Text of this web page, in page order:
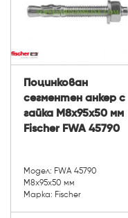
Поцинкован
сегментен анкер с
гайка М8х95х50 мм
Fischer FWA 45790
Модел: FWA 45790
М8х95х50 мм
Марка: Fischer